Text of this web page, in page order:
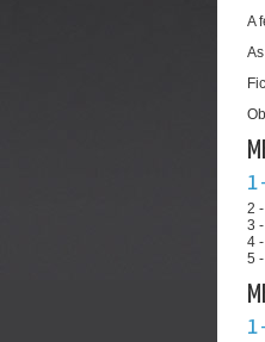
A
1
2
3
4
5
1